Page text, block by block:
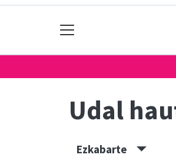
Udal
Ezkabarte